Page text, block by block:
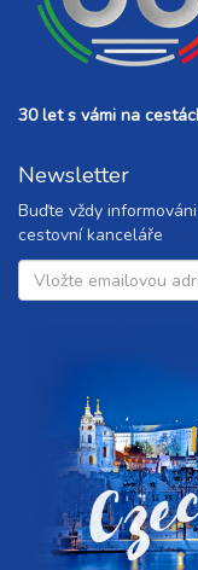
30 let s vámi na
Newsletter
Buďte vždy
cestovní kanceláře